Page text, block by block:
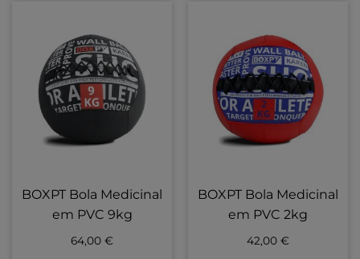
BOXPT Bola Medicinal
em PVC 9kg
64,00 €
BOXPT Bola Medicinal
em PVC 2kg
42,00 €